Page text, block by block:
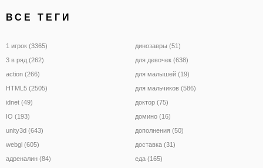
ВСЕ ТЕГИ
1 игрок (3365)
3 в ряд (262)
action (266)
HTML5 (2505)
idnet (49)
IO (193)
unity3d (643)
webgl (605)
адреналин (84)
динозавры (51)
для девочек (638)
для малышей (19)
для мальчиков (586)
доктор (75)
домино (16)
дополнения (50)
доставка (31)
еда (165)